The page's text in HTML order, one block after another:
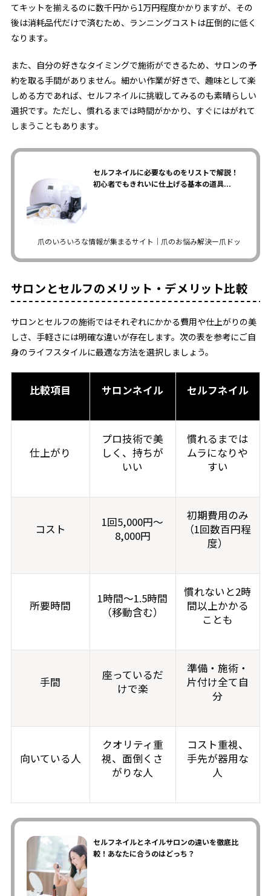
てキットを揃えるのに数千円から1万円程度かかりますが、その
後は消耗品代だけで済むため、ランニングコストは圧倒的に低く
なります。
また、自分の好きなタイミングで施術ができるため、サロンの予
約を取る手間がありません。細かい作業が好きで、趣味として楽
しめる方であれば、セルフネイルに挑戦してみるのも素晴らしい
選択です。ただし、慣れるまでは時間がかかり、すぐにはがれて
しまうこともあります。
セルフネイルに必要なものをリストで解説！
初心者でもきれいに仕上げる基本の道具...
爪のいろいろな情報が集まるサイト｜爪のお悩み解決ー爪ドットコム
サロンとセルフのメリット・デメリット比較
サロンとセルフの施術ではそれぞれにかかる費用や仕上がりの美
しさ、手軽さには明確な違いが存在します。次の表を参考にご自
身のライフスタイルに最適な方法を選択しましょう。
比較項目 サロンネイル セルフネイル
仕上がり
プロ技術で美
しく、持ちが
いい
慣れるまでは
ムラになりや
すい
コスト
1回5,000円～
8,000円
初期費用のみ
（1回数百円程
度）
所要時間
1時間～1.5時間
（移動含む）
慣れないと2時
間以上かかる
ことも
手間
座っているだ
けで楽
準備・施術・
片付け全て自
分
向いている人
クオリティ重
視、面倒くさ
がりな人
コスト重視、
手先が器用な
人
セルフネイルとネイルサロンの違いを徹底比
較！あなたに合うのはどっち？